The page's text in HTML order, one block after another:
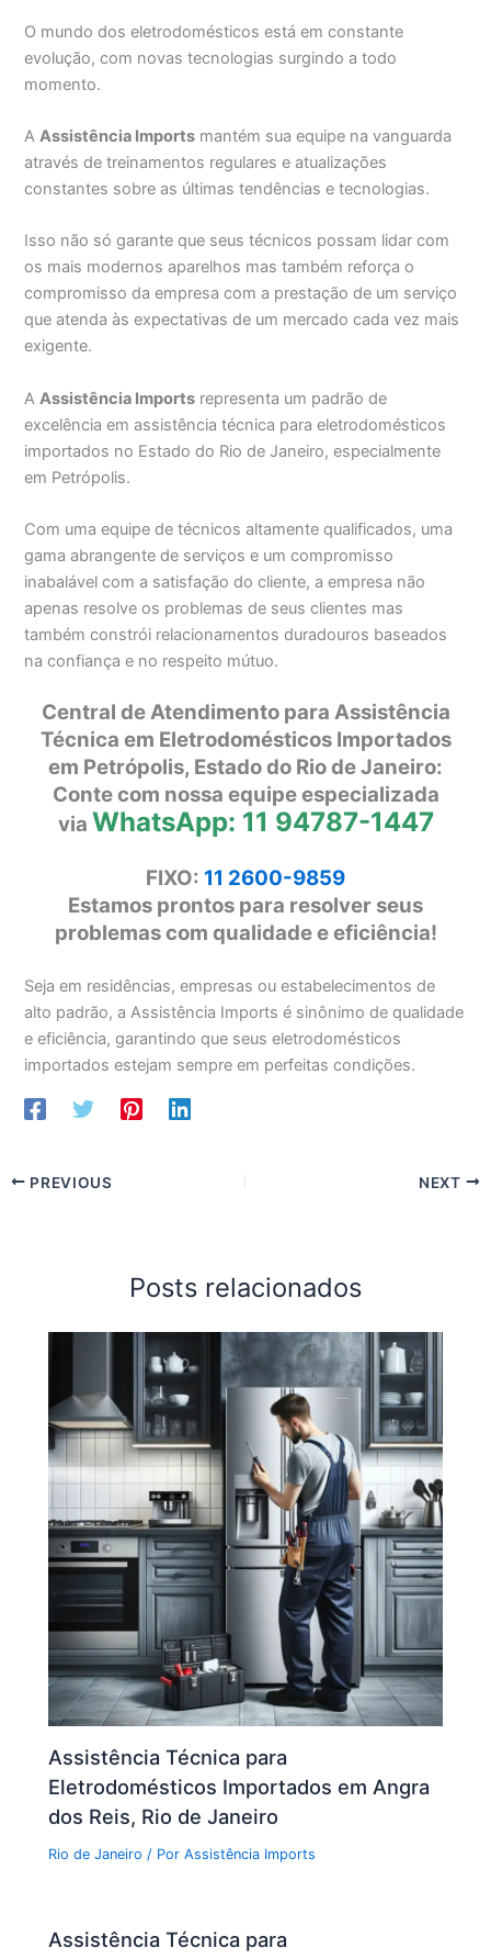
O mundo dos eletrodomésticos está em constante
evolução, com novas tecnologias surgindo a todo
momento.
AAssistência Imports mantém sua equipe na vanguarda
através de treinamentos regulares e atualizações
constantes sobre as últimas tendências e tecnologias.
Isso não só garante que seus técnicos possam lidar com
os mais modernos aparelhos mas também reforça o
compromisso da empresa com a prestação de um serviço
que atenda às expectativas de um mercado cada vez mais
exigente.
AAssistência Imports representa um padrão de
excelência em assistência técnica para eletrodomésticos
importados no Estado do Rio de Janeiro, especialmente
em Petrópolis.
Com uma equipe de técnicos altamente qualificados, uma
gama abrangente de serviços e um compromisso
inabalável com a satisfação do cliente, a empresa não
apenas resolve os problemas de seus clientes mas
também constrói relacionamentos duradouros baseados
na confiança e no respeito mútuo.
Central de Atendimento para Assistência
Técnica em Eletrodomésticos Importados
em Petrópolis, Estado do Rio de Janeiro:
Conte com nossa equipe especializada
via WhatsApp: 11 94787-1447
FIXO: 11 2600-9859
Estamos prontos para resolver seus
problemas com qualidade e eficiência!
Seja em residências, empresas ou estabelecimentos de
alto padrão, a Assistência Imports é sinônimo de qualidade
e eficiência, garantindo que seus eletrodomésticos
importados estejam sempre em perfeitas condições.
PREVIOUS NEXT
Posts relacionados
Assistência Técnica para
Eletrodomésticos Importados em Angra
dos Reis, Rio de Janeiro
Rio de Janeiro / PorAssistência Imports
Assistência Técnica para